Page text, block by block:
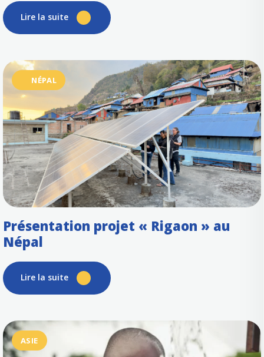
Lire la suite
Présentation projet « Rigaon » au
Népal
NÉPAL
Lire la suite
ASIE